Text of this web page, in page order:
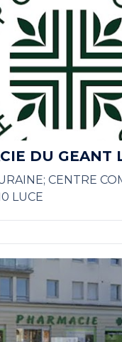
DU GEANT
CENTRE
LUCE